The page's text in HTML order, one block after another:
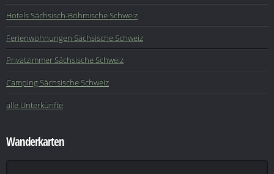
Hotels Sächsisch-Böhmische Schweiz
Ferienwohnungen Sächsische Schweiz
Privatzimmer Sächsische Schweiz
Camping Sächsische Schweiz
alle Unterkünfte
Wanderkarten